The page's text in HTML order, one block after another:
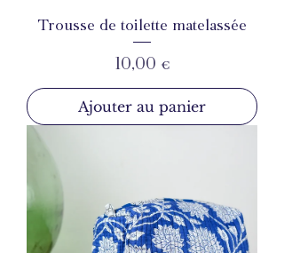
Trousse de toilette matelassée
Prix
10,00 €
Ajouter au panier